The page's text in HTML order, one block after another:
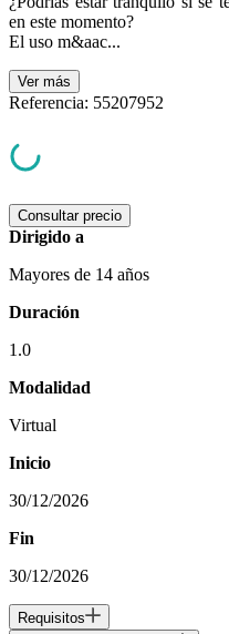
en este momento?
El uso m&aac...
Ver más
Referencia: 55207952
Consultar precio
Dirigido a
Mayores de 14 años
Duración
1.0
Modalidad
Virtual
Inicio
30/12/2026
Fin
30/12/2026
Requisitos